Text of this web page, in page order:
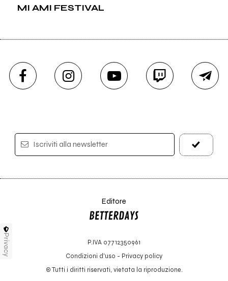
MI AMI FESTIVAL
Iscriviti alla newsletter
Editore
P.IVA 07712350961
Condizioni d'uso - Privacy policy
© Tutti i diritti riservati, vietata la riproduzione.
Privacy